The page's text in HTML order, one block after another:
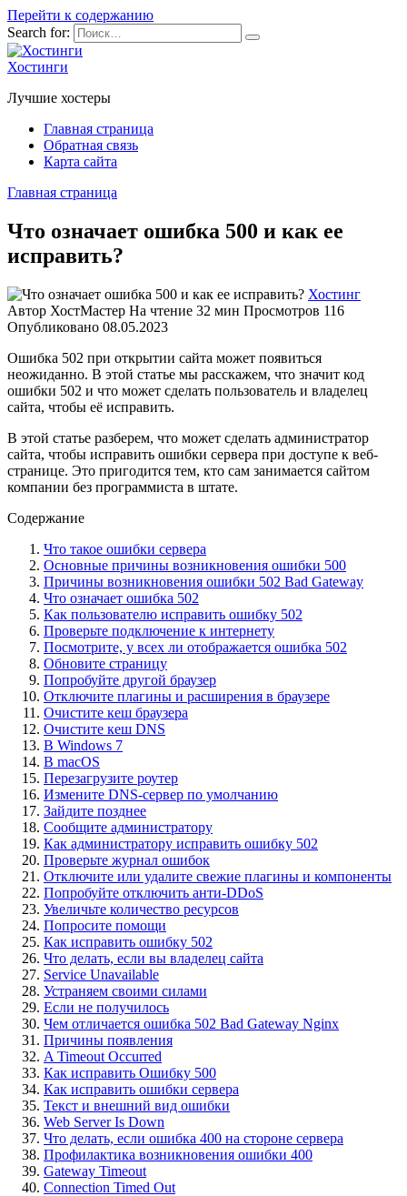
Перейти к содержанию
Search for:
Хостинги
Лучшие хостеры
Главная страница
Обратная связь
Карта сайта
Главная страница
Что означает ошибка 500 и как ее
исправить?
Хостинг
Автор ХостМастер На чтение 32 мин Просмотров 116
Опубликовано 08.05.2023
Ошибка 502 при открытии сайта может появиться
неожиданно. В этой статье мы расскажем, что значит код
ошибки 502 и что может сделать пользователь и владелец
сайта, чтобы её исправить.
В этой статье разберем, что может сделать администратор
сайта, чтобы исправить ошибки сервера при доступе к веб-
странице. Это пригодится тем, кто сам занимается сайтом
компании без программиста в штате.
Содержание
Что такое ошибки сервера
Основные причины возникновения ошибки 500
Причины возникновения ошибки 502 Bad Gateway
Что означает ошибка 502
Как пользователю исправить ошибку 502
Проверьте подключение к интернету
Посмотрите, у всех ли отображается ошибка 502
Обновите страницу
Попробуйте другой браузер
Отключите плагины и расширения в браузере
Очистите кеш браузера
Очистите кеш DNS
В Windows 7
В macOS
Перезагрузите роутер
Измените DNS‑сервер по умолчанию
Зайдите позднее
Сообщите администратору
Как администратору исправить ошибку 502
Проверьте журнал ошибок
Отключите или удалите свежие плагины и компоненты
Попробуйте отключить анти‑DDoS
Увеличьте количество ресурсов
Попросите помощи
Как исправить ошибку 502
Что делать, если вы владелец сайта
Service Unavailable
Устраняем своими силами
Если не получилось
Чем отличается ошибка 502 Bad Gateway Nginx
Причины появления
A Timeout Occurred
Как исправить Ошибку 500
Как исправить ошибки сервера
Текст и внешний вид ошибки
Web Server Is Down
Что делать, если ошибка 400 на стороне сервера
Профилактика возникновения ошибки 400
Gateway Timeout
Connection Timed Out